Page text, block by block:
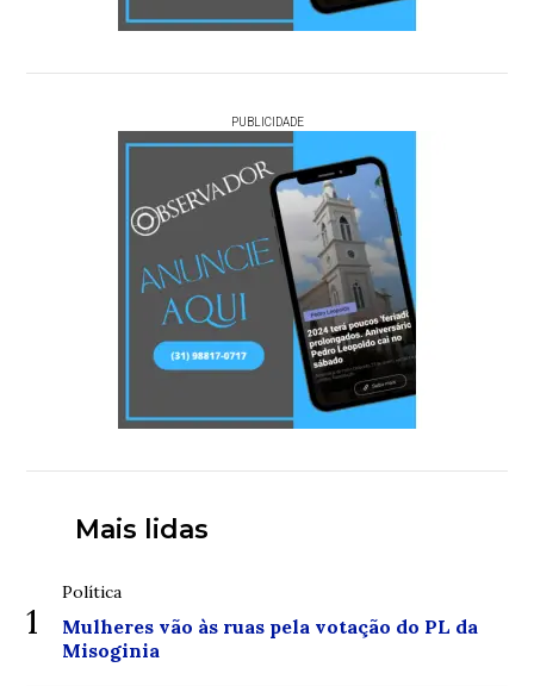
PUBLICIDADE
Mais lidas
1
Política
Mulheres vão às ruas pela votação do PL da
Misoginia